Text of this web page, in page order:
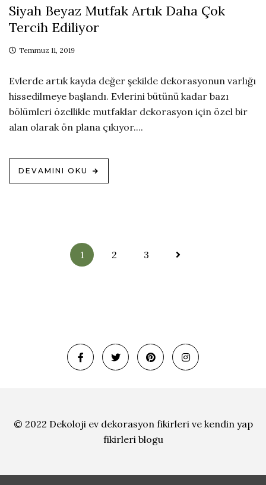
Siyah Beyaz Mutfak Artık Daha Çok
Tercih Ediliyor
Temmuz 11, 2019
Evlerde artık kayda değer şekilde dekorasyonun varlığı
hissedilmeye başlandı. Evlerini bütünü kadar bazı
bölümleri özellikle mutfaklar dekorasyon için özel bir
alan olarak ön plana çıkıyor....
DEVAMINI OKU
Yazı
1 2 3
© 2022 Dekoloji ev dekorasyon fikirleri ve kendin yap
fikirleri blogu